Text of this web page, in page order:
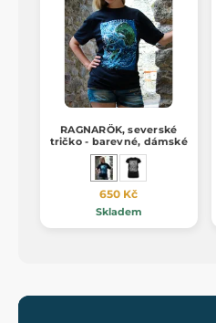
RAGNARÖK, severské
tričko - barevné, dámské
650 Kč
Skladem